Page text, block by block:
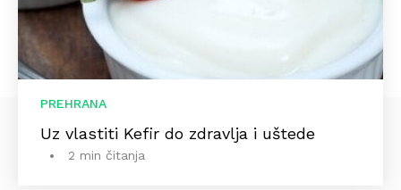
PREHRANA
Uz vlastiti Kefir do zdravlja i uštede
2 min čitanja